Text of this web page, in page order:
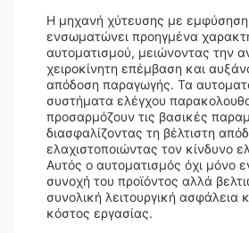
Η μηχανή χύτευσης με
ενσωματώνει προηγμένα
αυτοματισμού, μειώνοντας την
χειροκίνητη επέμβαση και
απόδοση παραγωγής. Τα
συστήματα ελέγχου
προσαρμόζουν τις βασικές
διασφαλίζοντας τη βέλτιστη
ελαχιστοποιώντας τον κίνδυνο
Αυτός ο αυτοματισμός όχι μόνο
συνοχή του προϊόντος αλλά
συνολική λειτουργική ασφάλεια
κόστος εργασίας.